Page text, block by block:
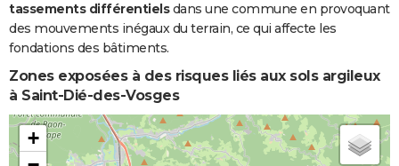
tassements différentielsdans une commune en provoquant
des mouvements inégaux du terrain, ce qui affecte les
fondations des bâtiments.
Zones exposées à des risques liés aux sols argileux
à Saint-Dié-des-Vosges
+